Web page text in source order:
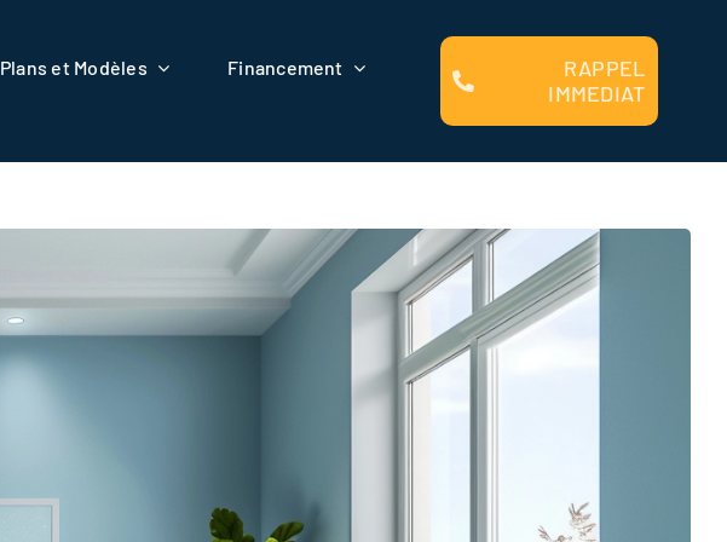
Plans et Modèles
Financement
RAPPEL
IMMEDIAT